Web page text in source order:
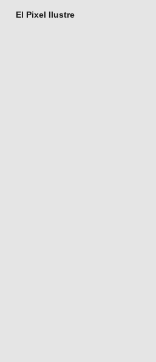
El Pixel Ilustre